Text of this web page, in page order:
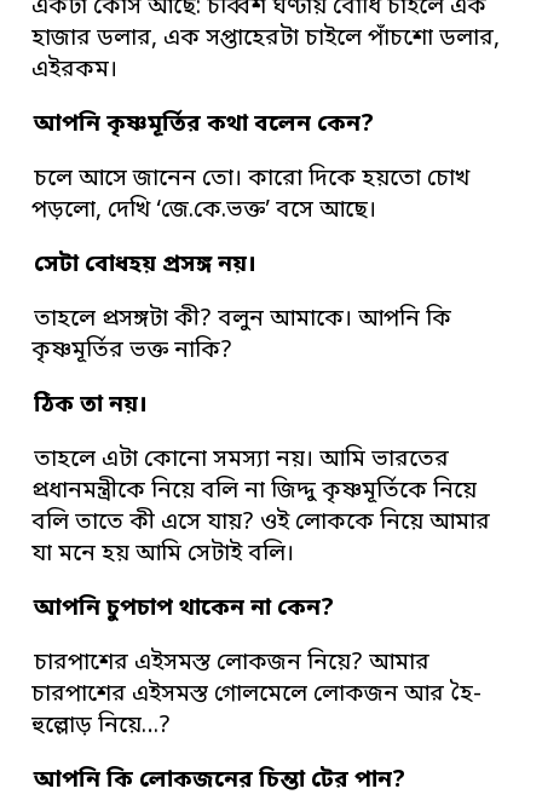
একটা কোর্স আছে: চব্বিশ ঘণ্টায় বোধি চাইলে এক
হাজার ডলার, এক সপ্তাহেরটা চাইলে পাঁচশো ডলার,
এইরকম।
আপনি কৃষ্ণমূর্তির কথা বলেন কেন?
চলে আসে জানেন তো। কারো দিকে হয়তো চোখ
পড়লো, দেখি ‘জে.কে.ভক্ত’ বসে আছে।
সেটা বোধহয় প্রসঙ্গ নয়।
তাহলে প্রসঙ্গটা কী? বলুন আমাকে। আপনি কি
কৃষ্ণমূর্তির ভক্ত নাকি?
ঠিক তা নয়।
তাহলে এটা কোনো সমস্যা নয়। আমি ভারতের
প্রধানমন্ত্রীকে নিয়ে বলি না জিদ্দু কৃষ্ণমূর্তিকে নিয়ে
বলি তাতে কী এসে যায়? ওই লোককে নিয়ে আমার
যা মনে হয় আমি সেটাই বলি।
আপনি চুপচাপ থাকেন না কেন?
চারপাশের এইসমস্ত লোকজন নিয়ে? আমার
চারপাশের এইসমস্ত গোলমেলে লোকজন আর হৈ-
হুল্লোড় নিয়ে…?
আপনি কি লোকজনের চিন্তা টের পান?